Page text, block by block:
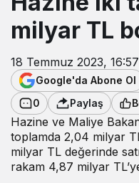
milyar TL
18 Temmuz 2023, 16:57
Google'da Abone Ol
0
Paylaş
Hazine ve Maliye
toplamda 2,04 milyar
milyar TL değerinde
rakam 4,87 milyar